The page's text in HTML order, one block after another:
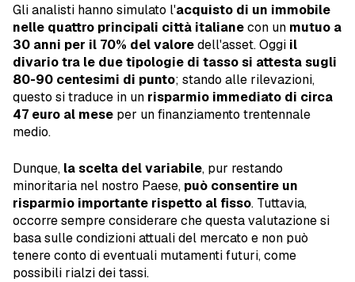
Gli analisti hanno simulato l'acquisto di un immobile
nelle quattro principali città italianecon un mutuo a
30 anni per il 70% del valoredell'asset. Oggi il
divario tra le due tipologie di tasso si attesta sugli
80-90 centesimi di punto; stando alle rilevazioni,
questo si traduce in un risparmio immediato di circa
47 euro al mese per un finanziamento trentennale
medio.
Dunque, la scelta del variabile, pur restando
minoritaria nel nostro Paese, può consentire un
risparmio importante rispetto al fisso. Tuttavia,
occorre sempre considerare che questa valutazione si
basa sulle condizioni attuali del mercato e non può
tenere conto di eventuali mutamenti futuri, come
possibili rialzi dei tassi.